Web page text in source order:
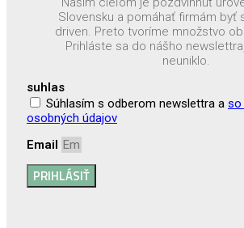
Slovensku a pomáhať firmám byť
driven. Preto tvoríme množstvo
Prihláste sa do nášho
neuniklo.
suhlas
Súhlasím s odberom newslettra a so
osobných údajov
Email
PRIHLÁSIŤ